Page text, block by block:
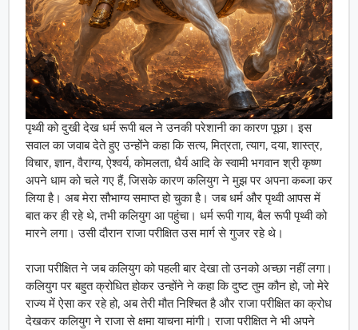
पृथ्वी को दुखी देख धर्म रूपी बल ने उनकी परेशानी का कारण पूछा। इस
सवाल का जवाब देते हुए उन्होंने कहा कि सत्य, मित्रता, त्याग, दया, शास्त्र,
विचार, ज्ञान, वैराग्य, ऐश्वर्य, कोमलता, धैर्य आदि के स्वामी भगवान श्री कृष्ण
अपने धाम को चले गए हैं, जिसके कारण कलियुग ने मुझ पर अपना कब्जा कर
लिया है। अब मेरा सौभाग्य समाप्त हो चुका है। जब धर्म और पृथ्वी आपस में
बात कर ही रहे थे, तभी कलियुग आ पहुंचा। धर्म रूपी गाय, बैल रूपी पृथ्वी को
मारने लगा। उसी दौरान राजा परीक्षित उस मार्ग से गुजर रहे थे।
राजा परीक्षित ने जब कलियुग को पहली बार देखा तो उनको अच्छा नहीं लगा।
कलियुग पर बहुत क्रोधित होकर उन्होंने ने कहा कि दुष्ट तुम कौन हो, जो मेरे
राज्य में ऐसा कर रहे हो, अब तेरी मौत निश्चित है और राजा परीक्षित का क्रोध
देखकर कलियुग ने राजा से क्षमा याचना मांगी। राजा परीक्षित ने भी अपने